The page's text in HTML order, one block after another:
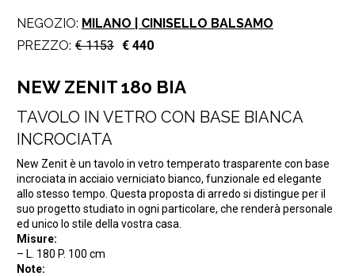
NEGOZIO: MILANO | CINISELLO BALSAMO
PREZZO: € 1153 € 440
NEW ZENIT 180 BIA
TAVOLO IN VETRO CON BASE BIANCA
INCROCIATA
New Zenit è un tavolo in vetro temperato trasparente con base
incrociata in acciaio verniciato bianco, funzionale ed elegante
allo stesso tempo. Questa proposta di arredo si distingue per il
suo progetto studiato in ogni particolare, che renderà personale
ed unico lo stile della vostra casa.
Misure:
– L. 180 P. 100 cm
Note: